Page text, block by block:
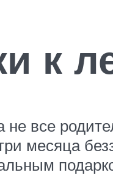
к
не все
месяца